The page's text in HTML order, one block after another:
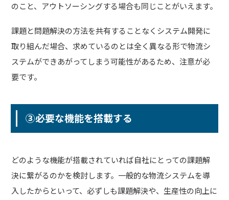
のこと、アウトソーシングする場合も同じことがいえます。
課題と問題解決の方法を共有することなくシステム開発に
取り組んだ場合、求めているのとは全く異なる形で物流シ
ステムができあがってしまう可能性があるため、注意が必
要です。
③必要な機能を搭載する
どのような機能が搭載されていれば自社にとっての課題解
決に繋がるのかを検討します。一般的な物流システムを導
入したからといって、必ずしも課題解決や、生産性の向上に